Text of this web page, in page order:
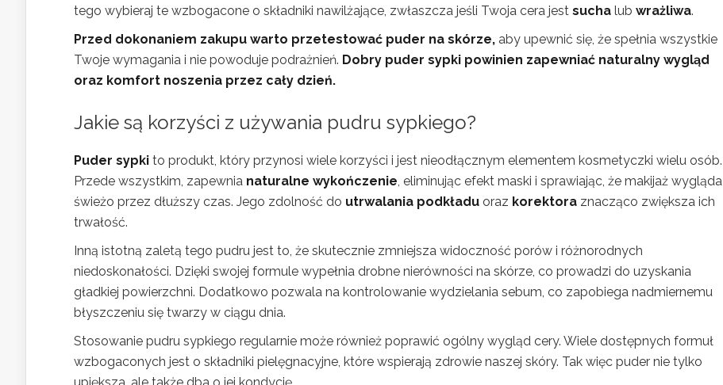
tego wybieraj te wzbogacone o składniki nawilżające, zwłaszcza jeśli Twoja cera jest sucha lub wrażliwa.
Przed dokonaniem zakupu warto przetestować puder na skórze, aby upewnić się, że spełnia wszystkie
Twoje wymagania i nie powoduje podrażnień. Dobry puder sypki powinien zapewniać naturalny wygląd
oraz komfort noszenia przez cały dzień.
Jakie są korzyści z używania pudru sypkiego?
Puder sypki to produkt, który przynosi wiele korzyści i jest nieodłącznym elementem kosmetyczki wielu osób.
Przede wszystkim, zapewnia naturalne wykończenie, eliminując efekt maski i sprawiając, że makijaż wygląda
świeżo przez dłuższy czas. Jego zdolność do utrwalania podkładu oraz korektora znacząco zwiększa ich
trwałość.
Inną istotną zaletą tego pudru jest to, że skutecznie zmniejsza widoczność porów i różnorodnych
niedoskonałości. Dzięki swojej formule wypełnia drobne nierówności na skórze, co prowadzi do uzyskania
gładkiej powierzchni. Dodatkowo pozwala na kontrolowanie wydzielania sebum, co zapobiega nadmiernemu
błyszczeniu się twarzy w ciągu dnia.
Stosowanie pudru sypkiego regularnie może również poprawić ogólny wygląd cery. Wiele dostępnych formuł
wzbogaconych jest o składniki pielęgnacyjne, które wspierają zdrowie naszej skóry. Tak więc puder nie tylko